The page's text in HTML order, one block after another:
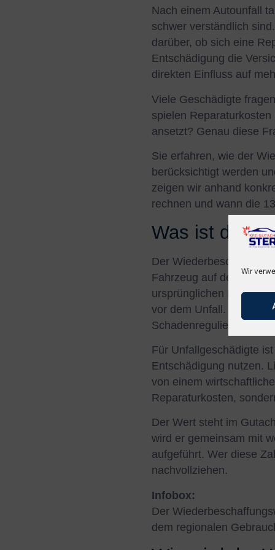
Wir
Nach einem Autounfall
schwer verständlich
darüber, ob sich eine
Entschädigung die
direkten Einfluss auf
Viele Geschädigte
spielen
ansetzt? Genau diese
Sie erfahren, wie der
berücksichtigt werden
zeigen wir anhand
rechnen und wann die
Was ist der
Der
Fahrzeug auf dem
ursprünglichen
vor dem Unfall. Der
Schadenregulierung.
Für Unfallgeschädigte
Entschädigung nutzen.
von einem
Reparaturkosten,
Der Wert steht im
wird er gemeinsam mit
aufgeführt. Wer diese
nachvollziehen.
Infobox:
Der
dem regionalen